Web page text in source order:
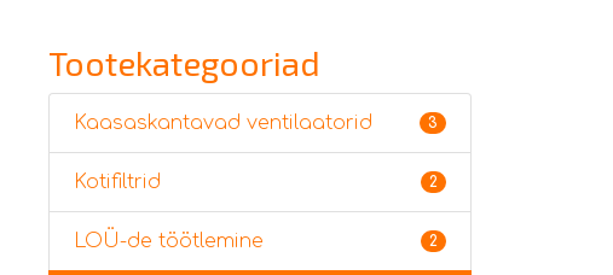
Tootekategooriad
Kaasaskantavad ventilaatorid 3
Kotifiltrid 2
LOÜ-de töötlemine 2